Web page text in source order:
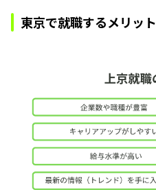
東京で就職するメリット